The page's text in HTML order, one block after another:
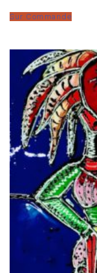
Sur Commande